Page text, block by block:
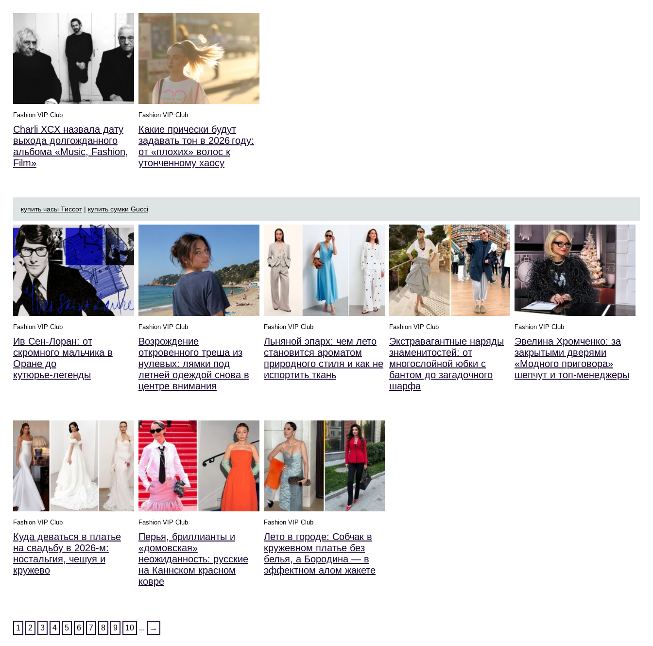
Fashion VIP Club
Charli XCX назвала дату
выхода долгожданного
альбома «Music, Fashion,
Film»
Fashion VIP Club
Какие прически будут
задавать тон в 2026 году:
от «плохих» волос к
утонченному хаосу
купить часы Тиссот| купить сумки Gucci
Fashion VIP Club
Ив Сен-Лоран: от
скромного мальчика в
Оране до
кутюрье‑легенды
Fashion VIP Club
Возрождение
откровенного треша из
нулевых: лямки под
летней одеждой снова в
центре внимания
Fashion VIP Club
Льняной эпарх: чем лето
становится ароматом
природного стиля и как не
испортить ткань
Fashion VIP Club
Экстравагантные наряды
знаменитостей: от
многослойной юбки с
бантом до загадочного
шарфа
Fashion VIP Club
Эвелина Хромченко: за
закрытыми дверями
«Модного приговора»
шепчут и топ-менеджеры
Fashion VIP Club
Куда деваться в платье
на свадьбу в 2026-м:
ностальгия, чешуя и
кружево
Fashion VIP Club
Перья, бриллианты и
«домовская»
неожиданность: русские
на Каннском красном
ковре
Fashion VIP Club
Лето в городе: Собчак в
кружевном платье без
белья, а Бородина — в
эффектном алом жакете
1 2 3 4 5 6 7 8 9 10 ... →